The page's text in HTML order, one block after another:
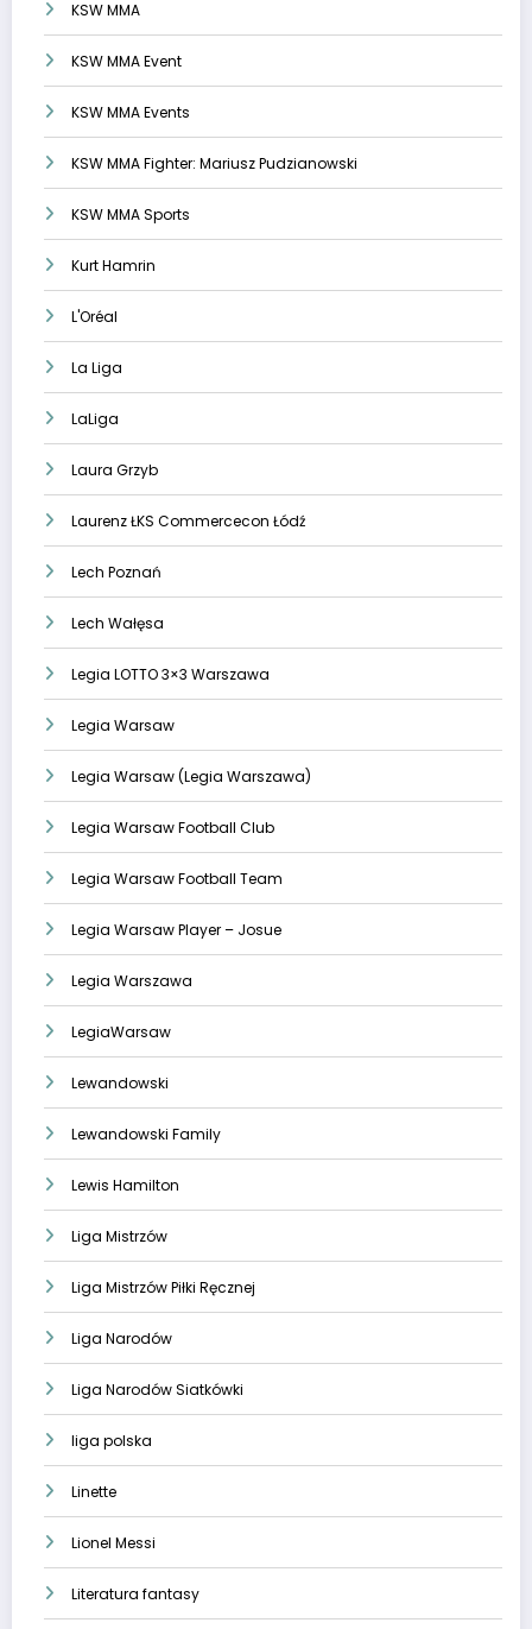
KSW MMA
KSW MMA Event
KSW MMA Events
KSW MMA Fighter: Mariusz Pudzianowski
KSW MMA Sports
Kurt Hamrin
L'Oréal
La Liga
LaLiga
Laura Grzyb
Laurenz ŁKS Commercecon Łódź
Lech Poznań
Lech Wałęsa
Legia LOTTO 3×3 Warszawa
Legia Warsaw
Legia Warsaw (Legia Warszawa)
Legia Warsaw Football Club
Legia Warsaw Football Team
Legia Warsaw Player – Josue
Legia Warszawa
LegiaWarsaw
Lewandowski
Lewandowski Family
Lewis Hamilton
Liga Mistrzów
Liga Mistrzów Piłki Ręcznej
Liga Narodów
Liga Narodów Siatkówki
liga polska
Linette
Lionel Messi
Literatura fantasy